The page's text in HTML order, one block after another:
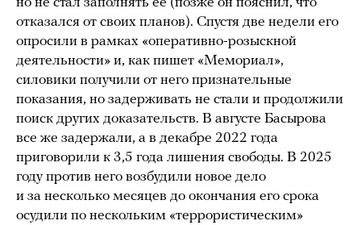
но не стал заполнять ее (позже он пояснил, что
отказался от своих планов). Спустя две недели его
опросили в рамках «оперативно-розыскной
деятельности» и, как пишет «Мемориал»,
силовики получили от него признательные
показания, но задерживать не стали и продолжили
поиск других доказательств. В августе Басырова
все же задержали, а в декабре 2022 года
приговорили к 3,5 года лишения свободы. В 2025
году против него возбудили новое дело
и за несколько месяцев до окончания его срока
осудили по нескольким «террористическим»